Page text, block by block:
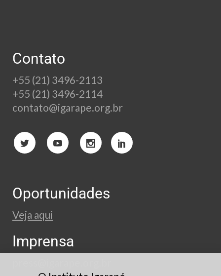
Contato
+55 (21) 3496-2113
+55 (21) 3496-2114
contato@igarape.org.br
Oportunidades
Veja aqui
Imprensa